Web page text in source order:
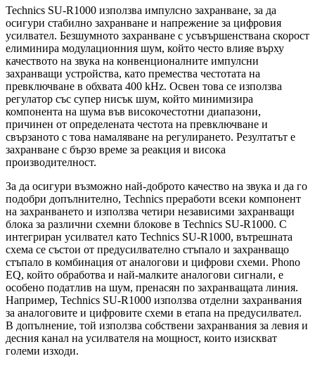
Technics SU-R1000 използва импулсно захранване, за да
осигури стабилно захранване и напрежение за цифровия
усилвател. Безшумното захранване с усъвършенствана скорост
елиминира модулационния шум, който често влияе върху
качеството на звука на конвенционалните импулсни
захранващи устройства, като премества честотата на
превключване в обхвата 400 kHz. Освен това се използва
регулатор със супер нисък шум, който минимизира
компонента на шума във високочестотни диапазони,
причинен от определената честота на превключване и
свързаното с това намаляване на регулирането. Резултатът е
захранване с бързо време за реакция и висока
производителност.
За да осигури възможно най-доброто качество на звука и да го
подобри допълнително, Technics преработи всеки компонент
на захранването и използва четири независими захранващи
блока за различни схемни блокове в Technics SU-R1000. С
интегриран усилвател като Technics SU-R1000, вътрешната
схема се състои от предусилвателно стъпало и захранващо
стъпало в комбинация от аналогови и цифрови схеми. Phono
EQ, който обработва и най-малките аналогови сигнали, е
особено податлив на шум, пренасян по захранващата линия.
Например, Technics SU-R1000 използва отделни захранвания
за аналоговите и цифровите схеми в етапа на предусилвател.
В допълнение, той използва собствени захранвания за левия и
десния канал на усилвателя на мощност, които изискват
големи изходи.